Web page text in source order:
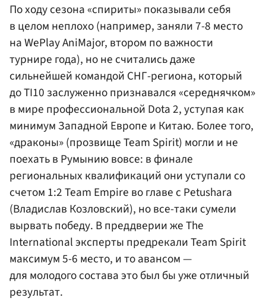
По ходу сезона «спириты» показывали себя
в целом неплохо (например, заняли 7-8 место
на WePlay AniMajor, втором по важности
турнире года), но не считались даже
сильнейшей командой СНГ-региона, который
до TI10 заслуженно признавался «середнячком»
в мире профессиональной Dota 2, уступая как
минимум Западной Европе и Китаю. Более того,
«драконы» (прозвище Team Spirit) могли и не
поехать в Румынию вовсе: в финале
региональных квалификаций они уступали со
счетом 1:2 Team Empire во главе с Petushara
(Владислав Козловский), но все-таки сумели
вырвать победу. В преддверии же The
International эксперты предрекали Team Spirit
максимум 5-6 место, и то авансом —
для молодого состава это был бы уже отличный
результат.